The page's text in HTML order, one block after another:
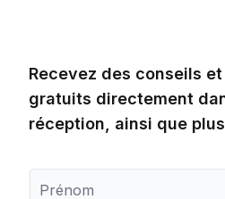
Recevez des conseils
gratuits directement
réception, ainsi que